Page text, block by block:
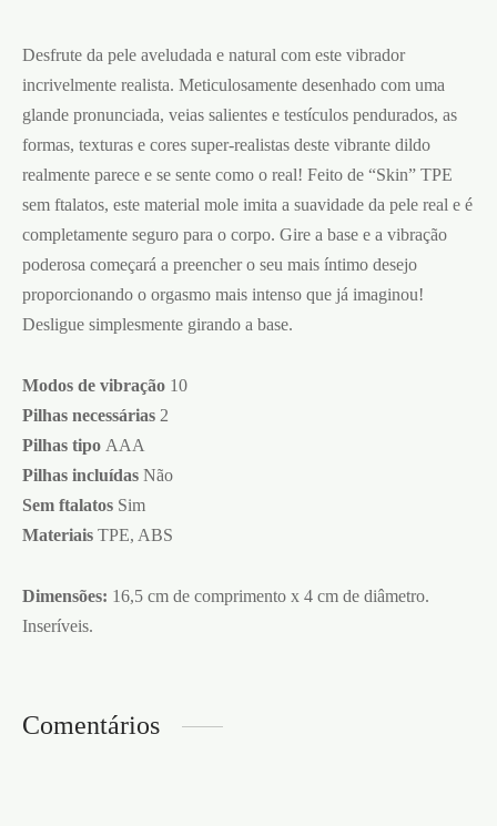
Desfrute da pele aveludada e natural com este vibrador
incrivelmente realista. Meticulosamente desenhado com uma
glande pronunciada, veias salientes e testículos pendurados, as
formas, texturas e cores super-realistas deste vibrante dildo
realmente parece e se sente como o real! Feito de “Skin” TPE
sem ftalatos, este material mole imita a suavidade da pele real e é
completamente seguro para o corpo. Gire a base e a vibração
poderosa começará a preencher o seu mais íntimo desejo
proporcionando o orgasmo mais intenso que já imaginou!
Desligue simplesmente girando a base.
Modos de vibração 10
Pilhas necessárias 2
Pilhas tipo AAA
Pilhas incluídas Não
Sem ftalatos Sim
Materiais TPE, ABS
Dimensões: 16,5 cm de comprimento x 4 cm de diâmetro.
Inseríveis.
Comentários